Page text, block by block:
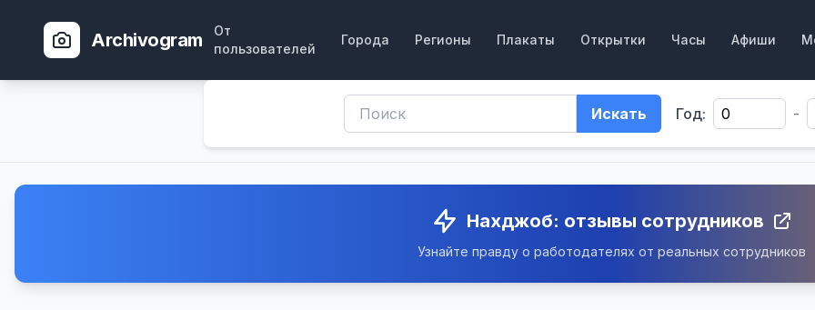
Archivogram
От
пользователей
Города Регионы Плакаты Открытки Часы Афиши
Искать Год: -
Нахджоб: отзывы сотрудников
Узнайте правду о работодателях от реальных сотрудников